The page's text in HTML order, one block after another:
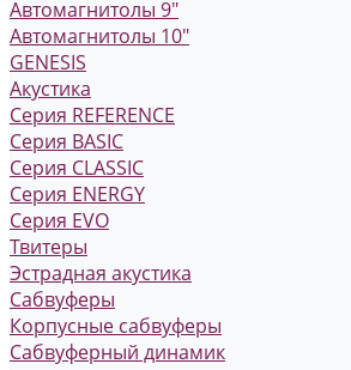
Автомагнитолы 9"
Автомагнитолы 10"
GENESIS
Акустика
Серия REFERENCE
Серия BASIC
Серия CLASSIC
Серия ENERGY
Серия EVO
Твитеры
Эстрадная акустика
Сабвуферы
Корпусные сабвуферы
Сабвуферный динамик